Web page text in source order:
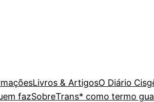
Livros & ArtigosO Diário
fazSobreTrans* como termo